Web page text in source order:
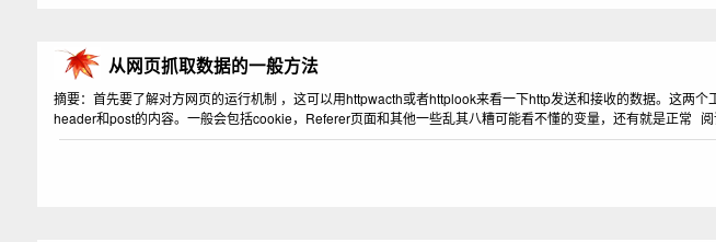
从网页抓取数据的一般方法
摘要：首先要了解对方网页的运行机制 ，这可以用httpwacth或者httplook来看一下http发送和接收的数据。这两
header和post的内容。一般会包括cookie，Referer页面和其他一些乱其八糟可能看不懂的变量，还有就是正常